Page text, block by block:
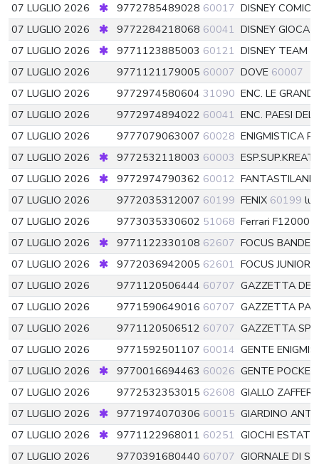
07 LUGLIO 2026
9772785489028 60017 DISNEY
07 LUGLIO 2026
9772284218068 60041 DISNEY GIOCA
07 LUGLIO 2026
9771123885003 60121 DISNEY TEAM
07 LUGLIO 2026
9771121179005 60007 DOVE 60007
07 LUGLIO 2026
9772974580604 31090 ENC. LE
07 LUGLIO 2026
9772974894022 60041 ENC. PAESI
07 LUGLIO 2026
9777079063007 60028 ENIGMISTICA
07 LUGLIO 2026
9772532118003 60003
07 LUGLIO 2026
9772974790362 60012
07 LUGLIO 2026
9772035312007 60199 FENIX 60199
07 LUGLIO 2026
9773035330602 51068 Ferrari F12000
07 LUGLIO 2026
9771122330108 62607 FOCUS
07 LUGLIO 2026
9772036942005 62601 FOCUS JUNIOR
07 LUGLIO 2026
9771120506444 60707 GAZZETTA
07 LUGLIO 2026
9771590649016 60707 GAZZETTA
07 LUGLIO 2026
9771120506512 60707 GAZZETTA
07 LUGLIO 2026
9771592501107 60014 GENTE
07 LUGLIO 2026
9770016694463 60026 GENTE
07 LUGLIO 2026
9772532353015 62608 GIALLO
07 LUGLIO 2026
9771974070306 60015 GIARDINO
07 LUGLIO 2026
9771122968011 60251 GIOCHI
07 LUGLIO 2026
9770391680440 60707 GIORNALE DI